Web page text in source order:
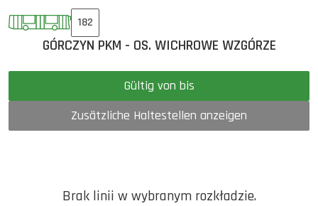
182
GÓRCZYN PKM - OS. WICHROWE WZGÓRZE
Gültig von bis
Zusätzliche Haltestellen anzeigen
Brak linii w wybranym rozkładzie.